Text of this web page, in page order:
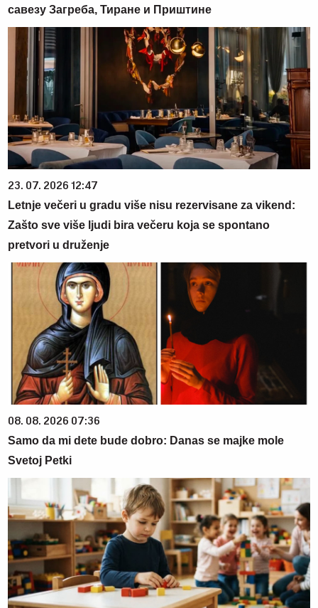
савезу Загреба, Тиране и Приштине
23. 07. 2026 12:47
Letnje večeri u gradu više nisu rezervisane za vikend:
Zašto sve više ljudi bira večeru koja se spontano
pretvori u druženje
08. 08. 2026 07:36
Samo da mi dete bude dobro: Danas se majke mole
Svetoj Petki